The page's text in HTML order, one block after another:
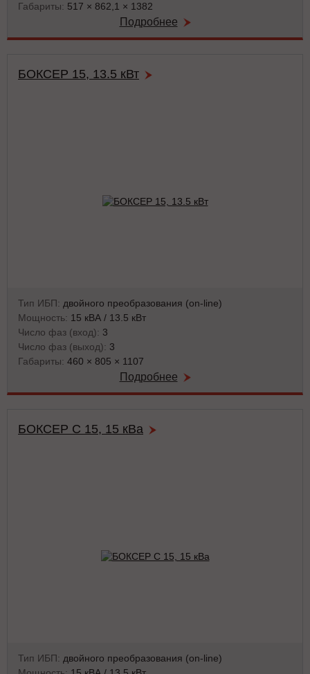
Габариты: 517 × 862,1 × 1382
Подробнее
БОКСЕР 15, 13.5 кВт
Тип ИБП: двойного преобразования (on-line)
Мощность: 15 кВА / 13.5 кВт
Число фаз (вход): 3
Число фаз (выход): 3
Габариты: 460 × 805 × 1107
Подробнее
БОКСЕР С 15, 15 кВа
Тип ИБП: двойного преобразования (on-line)